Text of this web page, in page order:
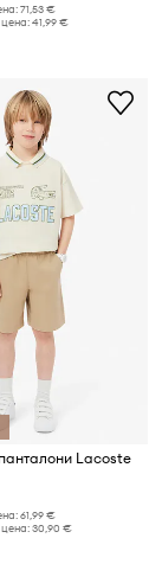
71,53 €
41,99 €
Lacoste
61,99 €
30,90 €